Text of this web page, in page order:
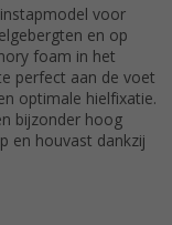
voor
en op
foam in het
perfect aan de voet
optimale hielfixatie.
bijzonder hoog
en houvast dankzij